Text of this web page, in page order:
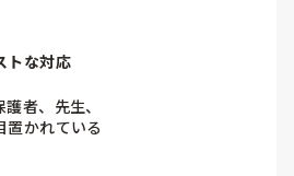
にとっても他の子にとってもいい
なりました。
っとした事でも虐待になるのもあ
1人で遊べる空間を作ることは、
にはどう思いますか？
ありません。何かを渡しても投げ
うことは聞きます。
く、またシフト制で他の保育士に
ないためここで質問させて頂きま
えて頂きたいです。
。
って活動を回さないといけませんが、
落ち着くことができる方法でした。
トな対応
者、先生、
置かれている
待に気づいたらどうしますか？